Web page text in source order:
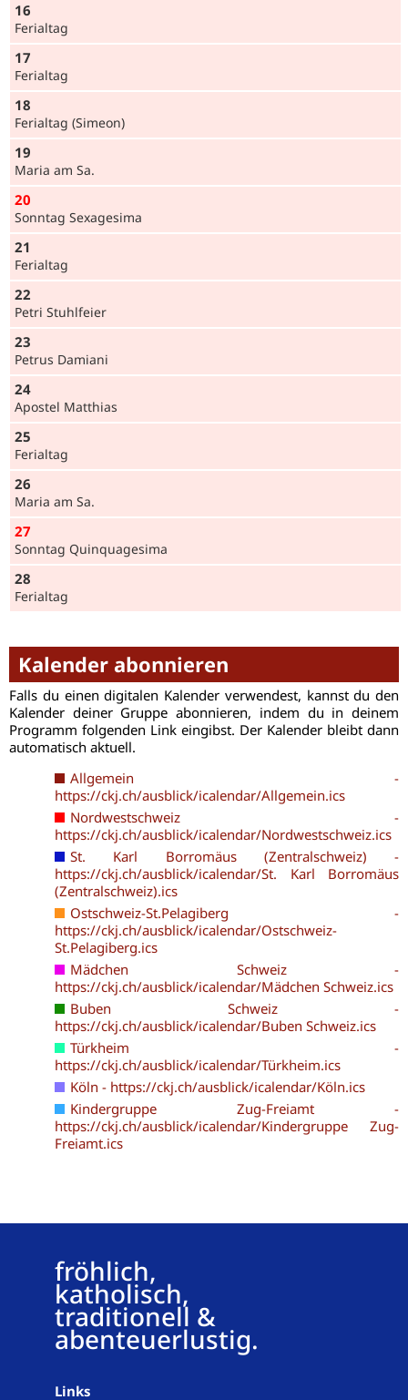
16
Ferialtag
17
Ferialtag
18
Ferialtag (Simeon)
19
Maria am Sa.
20
Sonntag Sexagesima
21
Ferialtag
22
Petri Stuhlfeier
23
Petrus Damiani
24
Apostel Matthias
25
Ferialtag
26
Maria am Sa.
27
Sonntag Quinqua­gesima
28
Ferialtag
Kalender abonnieren
Falls du einen digitalen Kalender verwendest, kannst du den
Kalender deiner Gruppe abonnieren, indem du in deinem
Programm folgenden Link eingibst. Der Kalender bleibt dann
automatisch aktuell.
Allgemein -
https://ckj.ch/ausblick/icalendar/Allgemein.ics
Nordwestschweiz -
https://ckj.ch/ausblick/icalendar/Nordwestschweiz.ics
St. Karl Borromäus (Zentralschweiz) -
https://ckj.ch/ausblick/icalendar/St. Karl Borromäus
(Zentralschweiz).ics
Ostschweiz-St.Pelagiberg -
https://ckj.ch/ausblick/icalendar/Ostschweiz-
St.Pelagiberg.ics
Mädchen Schweiz -
https://ckj.ch/ausblick/icalendar/Mädchen Schweiz.ics
Buben Schweiz -
https://ckj.ch/ausblick/icalendar/Buben Schweiz.ics
Türkheim -
https://ckj.ch/ausblick/icalendar/Türkheim.ics
Köln - https://ckj.ch/ausblick/icalendar/Köln.ics
Kindergruppe Zug-Freiamt -
https://ckj.ch/ausblick/icalendar/Kindergruppe Zug-
Freiamt.ics
fröhlich,
katholisch,
traditionell &
abenteuerlustig.
Links